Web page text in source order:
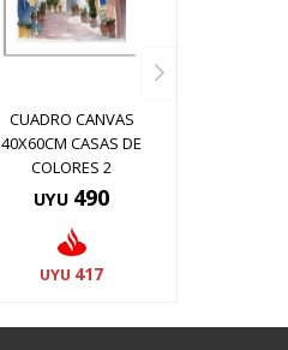
CUADRO CANVAS
40X60CM CASAS DE
COLORES 2
UYU 490
UYU 417